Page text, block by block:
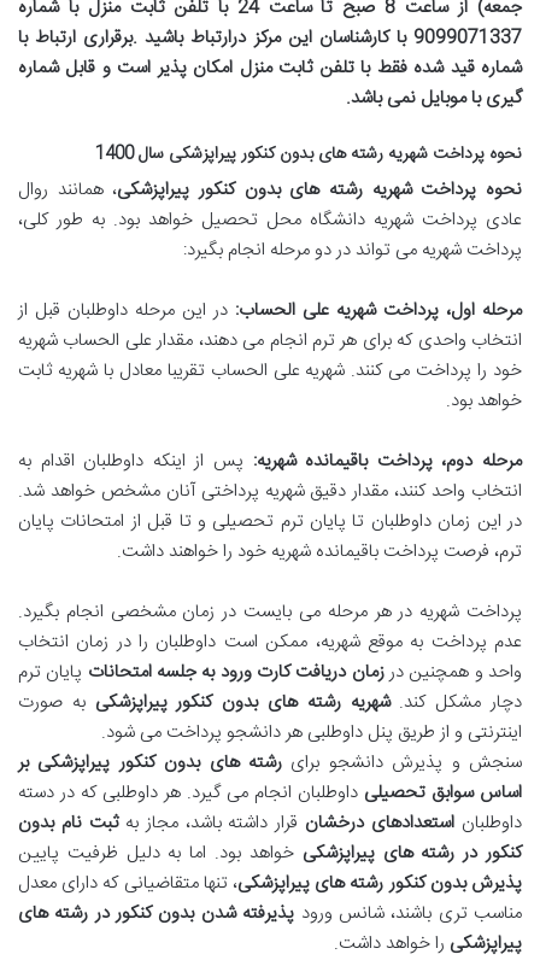
جمعه) از ساعت 8 صبح تا ساعت 24 با تلفن ثابت منزل با شماره
9099071337 با کارشناسان این مرکز درارتباط باشید .برقراری ارتباط با
شماره قید شده فقط با تلفن ثابت منزل امکان پذیر است و قابل شماره
گیری با موبایل نمی باشد.
نحوه پرداخت شهریه رشته های بدون کنکور پیراپزشکی سال 1400
نحوه پرداخت شهریه رشته های بدون کنکور پیراپزشکی، همانند روال
عادی پرداخت شهریه دانشگاه محل تحصیل خواهد بود. به طور کلی،
پرداخت شهریه می تواند در دو مرحله انجام بگیرد:
مرحله اول، پرداخت شهریه علی الحساب: در این مرحله داوطلبان قبل از
انتخاب واحدی که برای هر ترم انجام می دهند، مقدار علی الحساب شهریه
خود را پرداخت می کنند. شهریه علی الحساب تقریبا معادل با شهریه ثابت
خواهد بود.
مرحله دوم، پرداخت باقیمانده شهریه: پس از اینکه داوطلبان اقدام به
انتخاب واحد کنند، مقدار دقیق شهریه پرداختی آنان مشخص خواهد شد.
در این زمان داوطلبان تا پایان ترم تحصیلی و تا قبل از امتحانات پایان
ترم، فرصت پرداخت باقیمانده شهریه خود را خواهند داشت.
پرداخت شهریه در هر مرحله می بایست در زمان مشخصی انجام بگیرد.
عدم پرداخت به موقع شهریه، ممکن است داوطلبان را در زمان انتخاب
واحد و همچنین درزمان دریافت کارت ورود به جلسه امتحانات پایان ترم
دچار مشکل کند.شهریه رشته های بدون کنکور پیراپزشکی به صورت
اینترنتی و از طریق پنل داوطلبی هر دانشجو پرداخت می شود.
سنجش و پذیرش دانشجو برای رشته های بدون کنکور پیراپزشکی بر
اساس سوابق تحصیلی داوطلبان انجام می گیرد. هر داوطلبی که در دسته
داوطلبان استعدادهای درخشان قرار داشته باشد، مجاز بهثبت نام بدون
کنکور در رشته های پیراپزشکیخواهد بود. اما به دلیل ظرفیت پایین
پذیرش بدون کنکور رشته های پیراپزشکی، تنها متقاضیانی که دارای معدل
مناسب تری باشند، شانس ورود پذیرفته شدن بدون کنکور در رشته های
پیراپزشکی را خواهد داشت.